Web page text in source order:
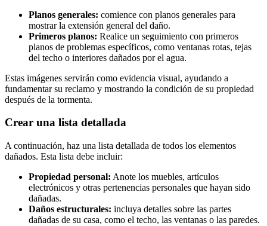
Planos generales: comience con planos generales para
mostrar la extensión general del daño.
Primeros planos: Realice un seguimiento con primeros
planos de problemas específicos, como ventanas rotas, tejas
del techo o interiores dañados por el agua.
Estas imágenes servirán como evidencia visual, ayudando a
fundamentar su reclamo y mostrando la condición de su propiedad
después de la tormenta.
Crear una lista detallada
A continuación, haz una lista detallada de todos los elementos
dañados. Esta lista debe incluir:
Propiedad personal: Anote los muebles, artículos
electrónicos y otras pertenencias personales que hayan sido
dañadas.
Daños estructurales: incluya detalles sobre las partes
dañadas de su casa, como el techo, las ventanas o las paredes.